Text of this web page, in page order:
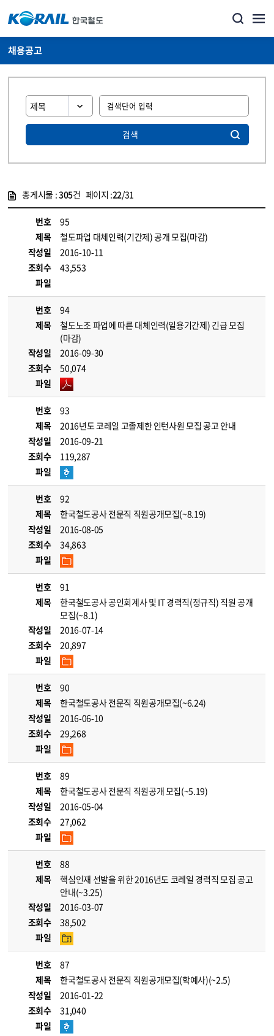
채용공고
검색
총게시물 :305건 페이지 :22/31
번호
95
제목
철도파업 대체인력(기간제) 공개 모집(마감)
작성일
2016-10-11
조회수
43,553
파일
번호
94
제목
철도노조 파업에 따른 대체인력(일용기간제) 긴급 모집
(마감)
작성일
2016-09-30
조회수
50,074
파일
번호
93
제목
2016년도 코레일 고졸제한 인턴사원 모집 공고 안내
작성일
2016-09-21
조회수
119,287
파일
번호
92
제목
한국철도공사 전문직 직원공개모집(~8.19)
작성일
2016-08-05
조회수
34,863
파일
번호
91
제목
한국철도공사 공인회계사 및 IT 경력직(정규직) 직원 공개
모집(~8.1)
작성일
2016-07-14
조회수
20,897
파일
번호
90
제목
한국철도공사 전문직 직원공개모집(~6.24)
작성일
2016-06-10
조회수
29,268
파일
번호
89
제목
한국철도공사 전문직 직원공개 모집(~5.19)
작성일
2016-05-04
조회수
27,062
파일
번호
88
제목
핵심인재 선발을 위한 2016년도 코레일 경력직 모집 공고
안내(~3.25)
작성일
2016-03-07
조회수
38,502
파일
번호
87
제목
한국철도공사 전문직 직원공개모집(학예사)(~2.5)
작성일
2016-01-22
조회수
31,040
파일